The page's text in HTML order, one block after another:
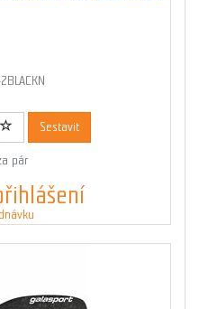
Sestavit
pár